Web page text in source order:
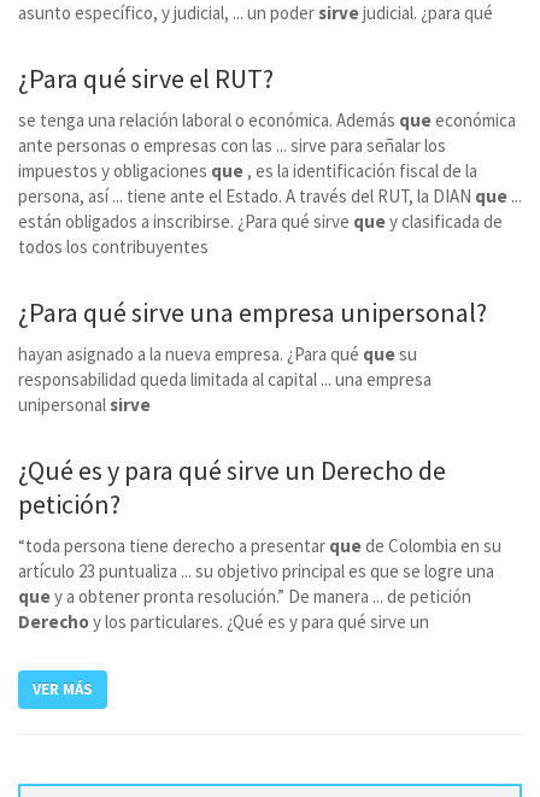
asunto específico, y judicial, ... un podersirvejudicial. ¿para qué
¿Para quésirve el RUT?
se tenga una relación laboral o económica. Además queeconómica
ante personas o empresas con las ... sirve para señalar los
impuestos y obligaciones que, es la identificación fiscal de la
persona, así ... tiene ante el Estado. A través del RUT, la DIAN que ...
están obligados a inscribirse. ¿Para qué sirve quey clasificada de
todos los contribuyentes
¿Para quésirve una empresa unipersonal?
hayan asignado a la nueva empresa. ¿Para qué quesu
responsabilidad queda limitada al capital ... una empresa
unipersonalsirve
¿Qué es y para quésirve un Derecho de
petición?
“toda persona tiene derecho a presentar quede Colombia en su
artículo 23 puntualiza ... su objetivo principal es que se logre una
quey a obtener pronta resolución.” De manera ... de petición
Derechoy los particulares. ¿Qué es y para qué sirve un
VER MÁS